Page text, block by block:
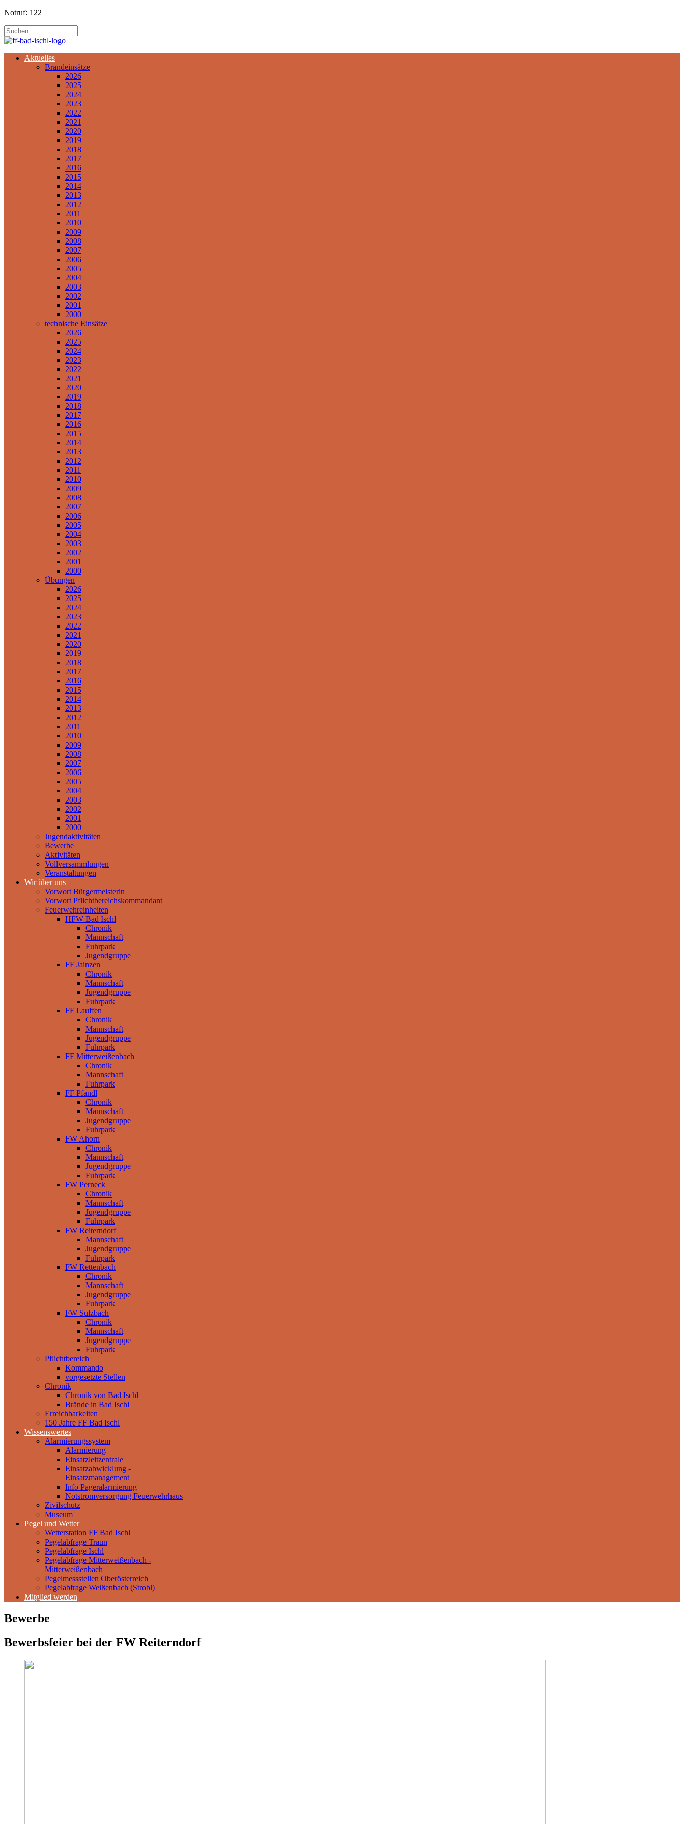
Notruf: 122
Aktuelles
Brandeinsätze
2026
2025
2024
2023
2022
2021
2020
2019
2018
2017
2016
2015
2014
2013
2012
2011
2010
2009
2008
2007
2006
2005
2004
2003
2002
2001
2000
technische Einsätze
2026
2025
2024
2023
2022
2021
2020
2019
2018
2017
2016
2015
2014
2013
2012
2011
2010
2009
2008
2007
2006
2005
2004
2003
2002
2001
2000
Übungen
2026
2025
2024
2023
2022
2021
2020
2019
2018
2017
2016
2015
2014
2013
2012
2011
2010
2009
2008
2007
2006
2005
2004
2003
2002
2001
2000
Jugendaktivitäten
Bewerbe
Aktivitäten
Vollversammlungen
Veranstaltungen
Wir über uns
Vorwort Bürgermeisterin
Vorwort Pflichtbereichskommandant
Feuerwehreinheiten
HFW Bad Ischl
Chronik
Mannschaft
Fuhrpark
Jugendgruppe
FF Jainzen
Chronik
Mannschaft
Jugendgruppe
Fuhrpark
FF Lauffen
Chronik
Mannschaft
Jugendgruppe
Fuhrpark
FF Mitterweißenbach
Chronik
Mannschaft
Fuhrpark
FF Pfandl
Chronik
Mannschaft
Jugendgruppe
Fuhrpark
FW Ahorn
Chronik
Mannschaft
Jugendgruppe
Fuhrpark
FW Perneck
Chronik
Mannschaft
Jugendgruppe
Fuhrpark
FW Reiterndorf
Mannschaft
Jugendgruppe
Fuhrpark
FW Rettenbach
Chronik
Mannschaft
Jugendgruppe
Fuhrpark
FW Sulzbach
Chronik
Mannschaft
Jugendgruppe
Fuhrpark
Pflichtbereich
Kommando
vorgesetzte Stellen
Chronik
Chronik von Bad Ischl
Brände in Bad Ischl
Erreichbarkeiten
150 Jahre FF Bad Ischl
Wissenswertes
Alarmierungssystem
Alarmierung
Einsatzleitzentrale
Einsatzabwicklung -
Einsatzmanagement
Info Pageralarmierung
Notstromversorgung Feuerwehrhaus
Zivilschutz
Museum
Pegel und Wetter
Wetterstation FF Bad Ischl
Pegelabfrage Traun
Pegelabfrage Ischl
Pegelabfrage Mitterweißenbach -
Mitterweißenbach
Pegelmessstellen Oberösterreich
Pegelabfrage Weißenbach (Strobl)
Mitglied werden
Bewerbe
Bewerbsfeier bei der FW Reiterndorf